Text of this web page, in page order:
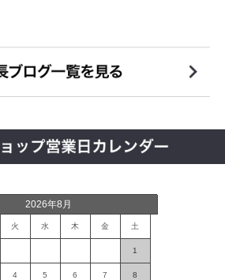
2026年8月
火 水 木 金 土
1
4 5 6 7 8